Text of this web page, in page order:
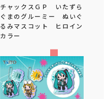
チャックスＧＰ いたずら
ぐまのグルーミー ぬいぐ
るみマスコット ヒロイン
カラー